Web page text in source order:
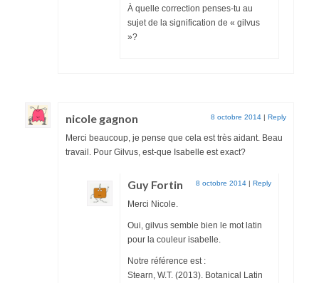
À quelle correction penses-tu au
sujet de la signification de « gilvus
»?
nicole gagnon 8 octobre 2014 | Reply
Merci beaucoup, je pense que cela est très aidant. Beau
travail. Pour Gilvus, est-que Isabelle est exact?
Guy Fortin 8 octobre 2014 | Reply
Merci Nicole.
Oui, gilvus semble bien le mot latin
pour la couleur isabelle.
Notre référence est :
Stearn, W.T. (2013). Botanical Latin